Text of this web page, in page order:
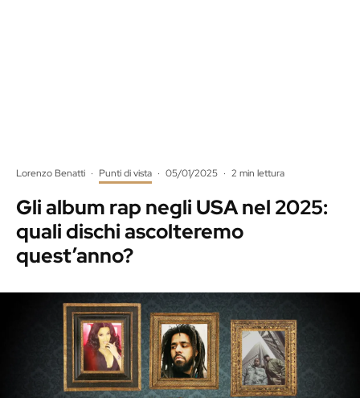
Lorenzo Benatti · Punti di vista · 05/01/2025 · 2 min lettura
Gli album rap negli USA nel 2025:
quali dischi ascolteremo
quest’anno?